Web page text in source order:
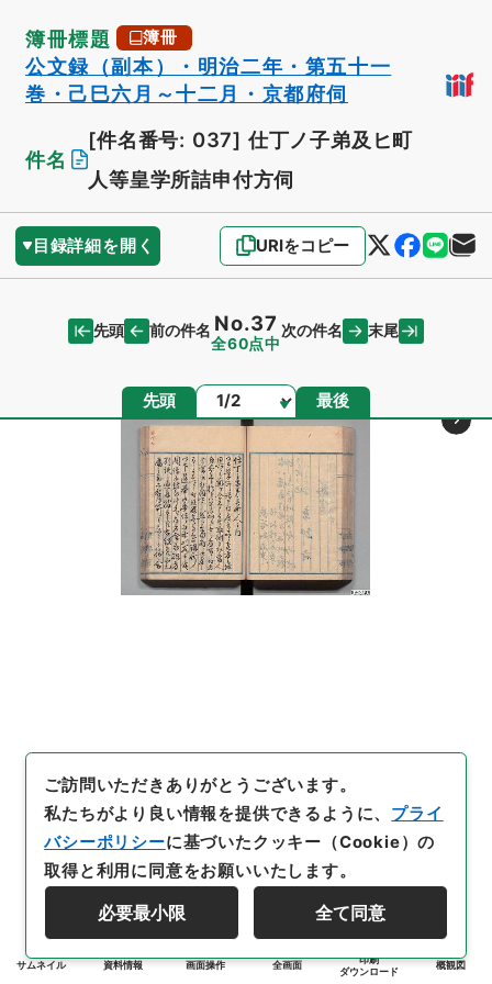
簿冊標題 簿冊
公文録（副本）・明治二年・第五十一
巻・己巳六月～十二月・京都府伺
件名
[件名番号: 037] 仕丁ノ子弟及ヒ町
人等皇学所詰申付方伺
目録詳細を開く URIをコピー
先頭 前の件名 No.37
全60点中
次の件名 末尾
先頭 ページ 最後
サムネイル 資料情報 画面操作 全画面
印刷
ダウンロード
概観図
ご訪問いただきありがとうございます。
私たちがより良い情報を提供できるように、 プライ
バシーポリシーに基づいたクッキー（Cookie）の
取得と利用に同意をお願いいたします。
必要最小限 全て同意